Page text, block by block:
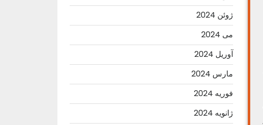
ژوئن 2024
می 2024
آوریل 2024
مارس 2024
فوریه 2024
ژانویه 2024